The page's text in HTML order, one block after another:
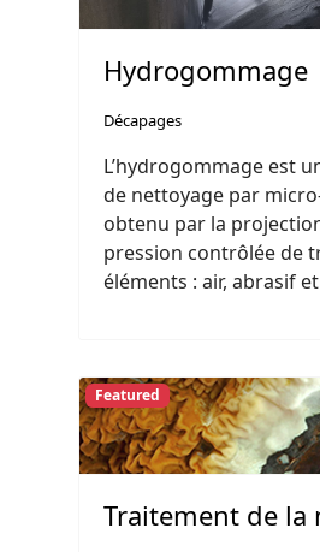
Hydrogommage
Décapages
L’hydrogommage est
de nettoyage par
obtenu par la
pression contrôlée de
éléments : air, abrasif
Featured
Traitement de la